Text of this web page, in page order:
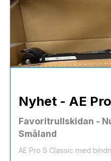
Nyhet - AE
Favoritrullskidan -
Småland
AE Pro S Classic med